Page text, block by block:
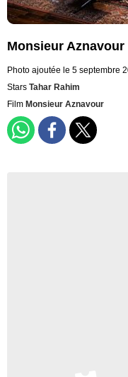
Monsieur
Photo ajoutée le 5 septembre
Stars Tahar Rahim
Film Monsieur Aznavour